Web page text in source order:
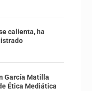
calienta, ha
García Matilla
Ética Mediática